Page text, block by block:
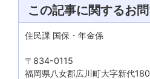
この記事に関するお
住民課 国保・年金係
〒834-0115
福岡県八女郡広川町大字新代